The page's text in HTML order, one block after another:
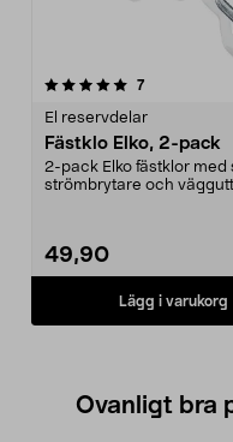
7recensioner
El reservdelar
Fästklo Elko, 2-pack
2-pack Elko fästklor med
strömbrytare och
49,90
Lägg i varukorg
Ovanligt bra